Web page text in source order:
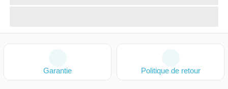
Garantie Politique de retour